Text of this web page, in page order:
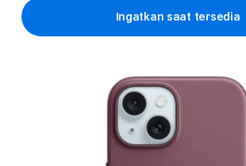
Ingatkan saat tersedia